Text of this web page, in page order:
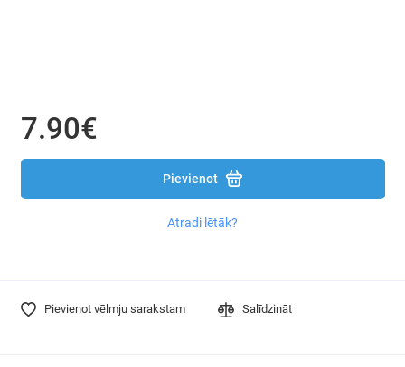
Poliuretāna putu pistoles
Magnētiskie turētāji
Kalti, perforatori
7.90€
Pievienot
Atradi lētāk?
Pievienot vēlmju sarakstam Salīdzināt